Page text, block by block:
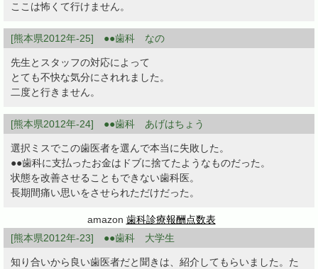
ここは怖くて行けません。
[熊本県2012年-25] ●●歯科 なの
先生とスタッフの対応によって
とても不快な気分にされれました。
二度と行きません。
[熊本県2012年-24] ●●歯科 あげはちょう
選択ミスでこの歯医者を選んで本当に失敗した。
●●歯科に支払ったお金はドブに捨てたようなものだった。
状態を改善させることもできない歯科医。
長期間痛い思いをさせられただけだった。
amazon 歯科診療報酬点数表
[熊本県2012年-23] ●●歯科 大学生
知り合いから良い歯医者だと聞きは、紹介してもらいました。た